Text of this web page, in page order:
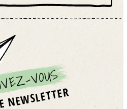
VOUS